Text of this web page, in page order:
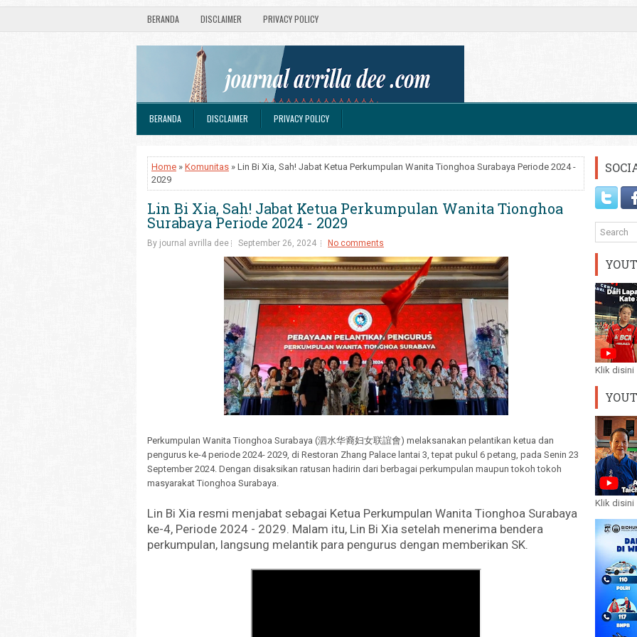
BERANDA DISCLAIMER PRIVACY POLICY
BERANDA DISCLAIMER PRIVACY POLICY
Home » Komunitas » Lin Bi Xia, Sah! Jabat Ketua Perkumpulan Wanita Tionghoa Surabaya Periode 2024 -
2029
Lin Bi Xia, Sah! Jabat Ketua Perkumpulan Wanita Tionghoa
Surabaya Periode 2024 - 2029
By journal avrilla dee September 26, 2024 No comments
Perkumpulan Wanita Tionghoa Surabaya (泗水华裔妇女联誼會) melaksanakan pelantikan ketua dan
pengurus ke-4 periode 2024- 2029, di Restoran Zhang Palace lantai 3, tepat pukul 6 petang, pada Senin 23
September 2024. Dengan disaksikan ratusan hadirin dari berbagai perkumpulan maupun tokoh tokoh
masyarakat Tionghoa Surabaya.
Lin Bi Xia resmi menjabat sebagai Ketua Perkumpulan Wanita Tionghoa Surabaya
ke-4, Periode 2024 - 2029. Malam itu, Lin Bi Xia setelah menerima bendera
perkumpulan, langsung melantik para pengurus dengan memberikan SK.
Klik disini
Klik disini